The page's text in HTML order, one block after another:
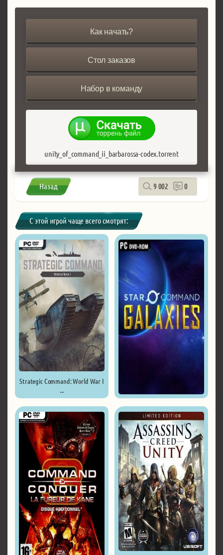
Как начать?
Стол заказов
Набор в команду
unity_of_command_ii_barbarossa-codex.torrent
Назад 9 002 0
С этой игрой чаще всего смотрят:
Strategic Command: World War I
...